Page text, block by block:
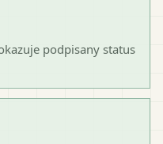
podpisany status